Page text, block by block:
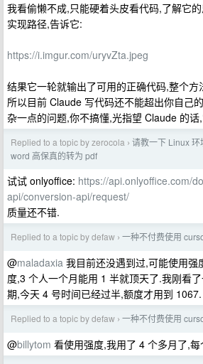
我看偷懒不成,只能硬着头皮看代码,了解它
实现路径,告诉它:
https://i.imgur.com/uryvZta.jpeg
结果它一轮就输出了可用的正确代码,整个方
所以目前 Claude 写代码还不能超出你自己
杂一点的问题,你不搞懂,光指望 Claude 的
Replied to a topic by zerocola › 请教一下 Linux 环
word 高保真的转为 pdf
试试 onlyoffice: https://api.onlyoffice.com/
api/conversion-api/request/
质量还不错.
Replied to a topic by defaw › 一种不付费使用
@maladaxia 我目前还没遇到过,可能使用
度,3 个人一个月能用 1 半就顶天了.我刚看
期,今天 4 号时间已经过半,额度才用到 1067.
Replied to a topic by defaw › 一种不付费使用
@billytom 看使用强度,我用了 4 个多月了,